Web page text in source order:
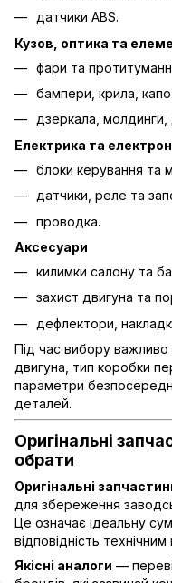
датчики ABS.
Кузов, оптика та
фари та
бампери, крила,
дзеркала, молдинги,
Електрика та
блоки керування та
датчики, реле та
проводка.
Аксесуари
килимки салону та
захист двигуна та
дефлектори,
Під час вибору важливо
двигуна, тип коробки
параметри
деталей.
Оригінальні
обрати
Оригінальні
для збереження
Це означає ідеальну
відповідність
Якісні аналоги —